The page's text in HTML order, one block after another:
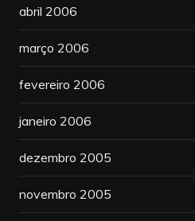
abril 2006
março 2006
fevereiro 2006
janeiro 2006
dezembro 2005
novembro 2005